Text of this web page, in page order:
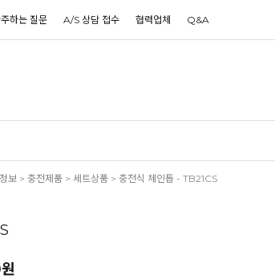
하는 질문 A/S 상담 접수 협력업체 Q&A
보 > 충전제품 > 세트상품 > 충전식 체인톱 - TB21CS
원